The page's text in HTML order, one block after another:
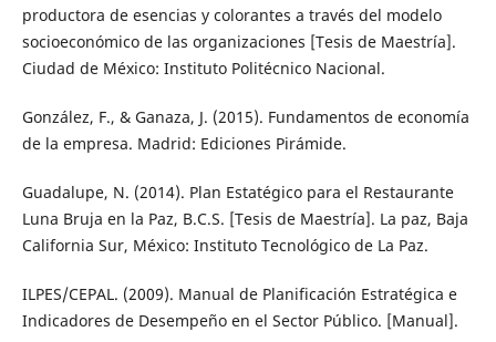
productora de esencias y colorantes a través del modelo
socioeconómico de las organizaciones [Tesis de Maestría].
Ciudad de México: Instituto Politécnico Nacional.
González, F., & Ganaza, J. (2015). Fundamentos de economía
de la empresa. Madrid: Ediciones Pirámide.
Guadalupe, N. (2014). Plan Estatégico para el Restaurante
Luna Bruja en la Paz, B.C.S. [Tesis de Maestría]. La paz, Baja
California Sur, México: Instituto Tecnológico de La Paz.
ILPES/CEPAL. (2009). Manual de Planificación Estratégica e
Indicadores de Desempeño en el Sector Público. [Manual].